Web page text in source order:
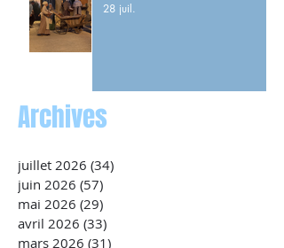
28 juil.
Archives
juillet 2026 (34)
juin 2026 (57)
mai 2026 (29)
avril 2026 (33)
mars 2026 (31)